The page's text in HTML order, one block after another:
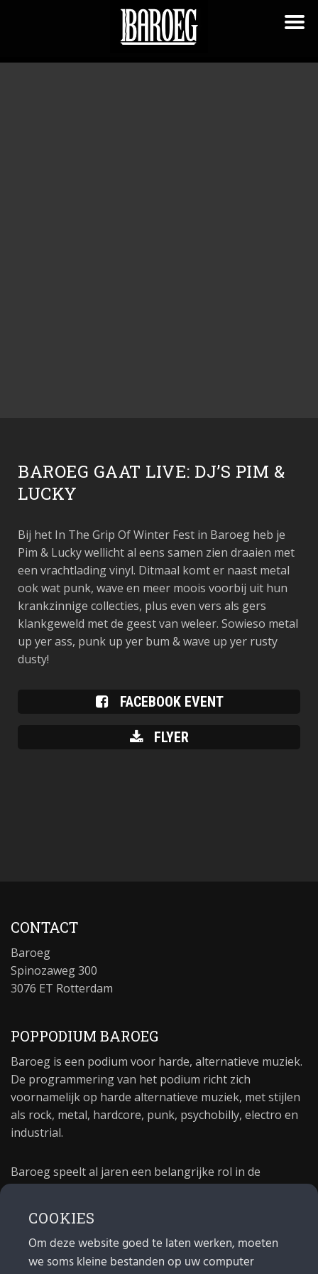
BAROEG GAAT LIVE: DJ’S PIM &
LUCKY
Bij het In The Grip Of Winter Fest in Baroeg heb je
Pim & Lucky wellicht al eens samen zien draaien met
een vrachtlading vinyl. Ditmaal komt er naast metal
ook wat punk, wave en meer moois voorbij uit hun
krankzinnige collecties, plus even vers als gers
klankgeweld met de geest van weleer. Sowieso metal
up yer ass, punk up yer bum & wave up yer rusty
dusty!
FACEBOOK EVENT
FLYER
CONTACT
Baroeg
Spinozaweg 300
3076 ET Rotterdam
POPPODIUM BAROEG
Baroeg is een podium voor harde, alternatieve muziek.
De programmering van het podium richt zich
voornamelijk op harde alternatieve muziek, met stijlen
als rock, metal, hardcore, punk, psychobilly, electro en
industrial.
Baroeg speelt al jaren een belangrijke rol in de
poppodium 40 jaar.
COOKIES
Om deze website goed te laten werken, moeten
we soms kleine bestanden op uw computer